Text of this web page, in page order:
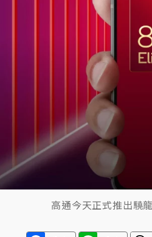
高通今天正式推出驍